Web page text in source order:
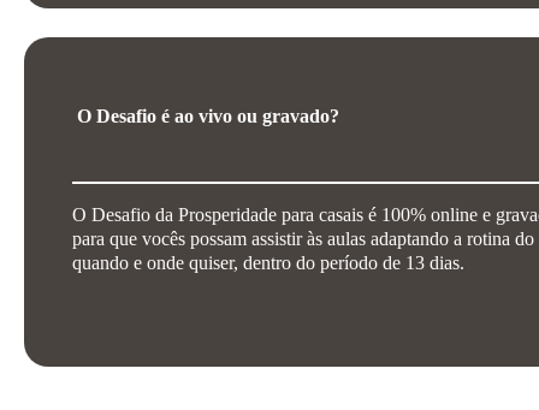
O Desafio é ao vivo ou gravado?
O Desafio da Prosperidade para casais é 100% online e
para que vocês possam assistir às aulas adaptando a rotina do
quando e onde quiser, dentro do período de 13 dias.